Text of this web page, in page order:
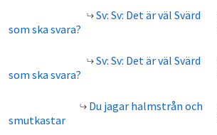
Sv: Sv: Det är väl Svärd
som ska svara?
Sv: Sv: Det är väl Svärd
som ska svara?
Du jagar halmstrån och
smutkastar